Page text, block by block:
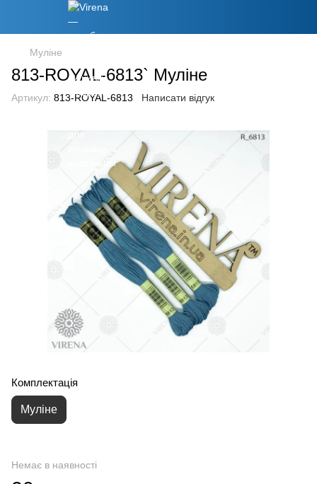
Муліне
813-ROYAL-6813` Муліне
Артикул: 813-ROYAL-6813 Написати відгук
Комплектація
Муліне
Немає в наявності